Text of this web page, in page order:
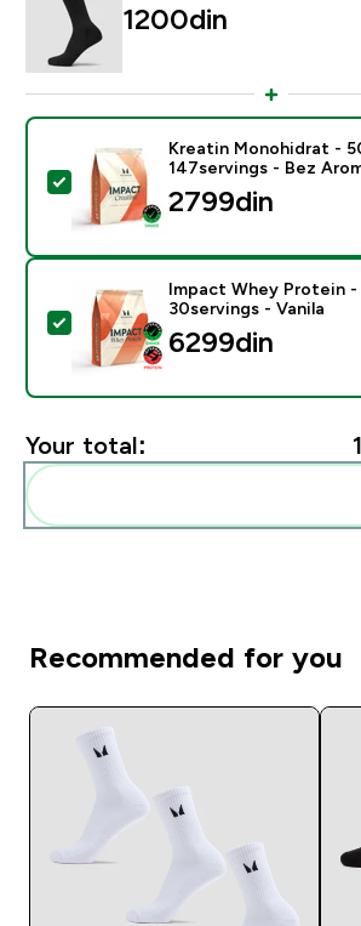
1200din‎
Select this product - Kreatin
Kreatin Monohidrat -
147servings - Bez
2799din‎
Select this product - Impact
Impact Whey Protein
30servings - Vanila
6299din‎
Your total:
Recommended for you